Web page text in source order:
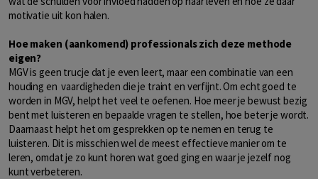
motivatie uit kon halen.
Hoe maken (aankomend) professionals zich deze methode
eigen?
MGV is geen trucje dat je even leert, maar een combinatie van een
houding en vaardigheden die je traint en verfijnt. Om echt goed te
worden in MGV, helpt het veel te oefenen. Hoe meer je bewust bezig
bent met luisteren en bepaalde vragen te stellen, hoe beter je wordt.
Daarnaast helpt het om gesprekken op te nemen en terug te
luisteren. Dit is misschien wel de meest effectieve manier om te
leren, omdat je zo kunt horen wat goed ging en waar je jezelf nog
kunt verbeteren.